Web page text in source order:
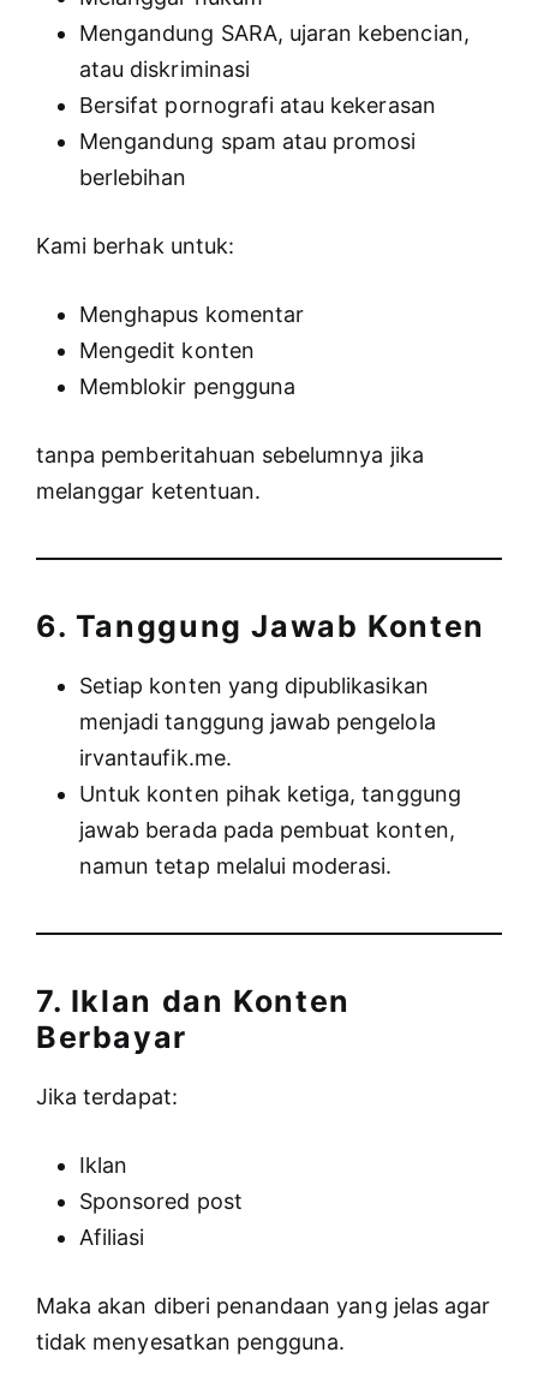
Mengandung SARA, ujaran kebencian,
atau diskriminasi
Bersifat pornografi atau kekerasan
Mengandung spam atau promosi
berlebihan
Kami berhak untuk:
Menghapus komentar
Mengedit konten
Memblokir pengguna
tanpa pemberitahuan sebelumnya jika
melanggar ketentuan.
6. Tanggung Jawab Konten
Setiap konten yang dipublikasikan
menjadi tanggung jawab pengelola
irvantaufik.me.
Untuk konten pihak ketiga, tanggung
jawab berada pada pembuat konten,
namun tetap melalui moderasi.
7. Iklan dan Konten
Berbayar
Jika terdapat:
Iklan
Sponsored post
Afiliasi
Maka akan diberi penandaan yang jelas agar
tidak menyesatkan pengguna.